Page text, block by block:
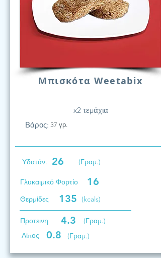
Μπισκότα Weetabix
x2 τεμάχια
Βάρος: 37 γρ.
Υδατάν. 26 (Γραμ.)
Γλυκαιμικό Φορτίο 16
Θερμίδες 135 (kcals)
Προτεινη 4.3
(Γραμ.)
Λίπος
0.8 (Γραμ.)